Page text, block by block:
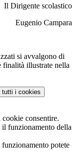
Il Dirigente scolastico
Eugenio Campara
si avvalgono di
finalità illustrate nella
tutti i cookies
cookie consentire.
il funzionamento della
potete